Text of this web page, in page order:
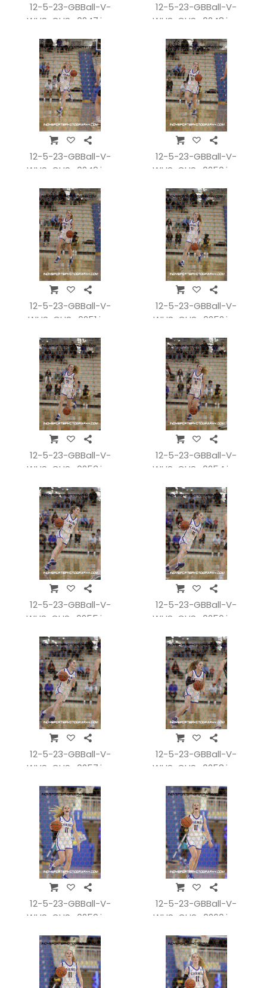
12-5-23-GBBall-V-
WHSvCHS_0247.jpg
12-5-23-GBBall-V-
WHSvCHS_0248.jpg
12-5-23-GBBall-V-
WHSvCHS_0249.jpg
12-5-23-GBBall-V-
WHSvCHS_0250.jpg
12-5-23-GBBall-V-
WHSvCHS_0251.jpg
12-5-23-GBBall-V-
WHSvCHS_0252.jpg
12-5-23-GBBall-V-
WHSvCHS_0253.jpg
12-5-23-GBBall-V-
WHSvCHS_0254.jpg
12-5-23-GBBall-V-
WHSvCHS_0255.jpg
12-5-23-GBBall-V-
WHSvCHS_0256.jpg
12-5-23-GBBall-V-
WHSvCHS_0257.jpg
12-5-23-GBBall-V-
WHSvCHS_0258.jpg
12-5-23-GBBall-V-
WHSvCHS_0259.jpg
12-5-23-GBBall-V-
WHSvCHS_0260.jpg